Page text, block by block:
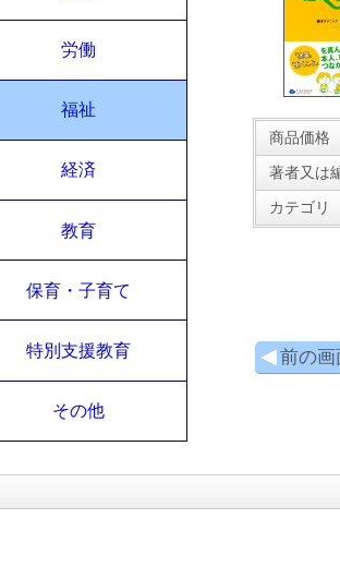
労働
福祉
経済
教育
保育・子育て
特別支援教育
その他
商品価格
著者又は
カテゴリ
前の画